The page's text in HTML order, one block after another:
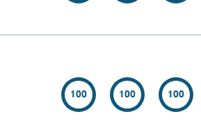
100 100 100